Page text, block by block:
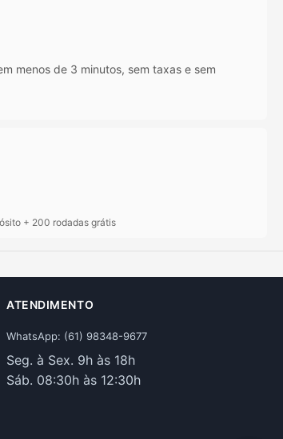
menos de 3 minutos, sem taxas e sem
+ 200 rodadas grátis
ATENDIMENTO
WhatsApp: (61) 98348-9677
Seg. à Sex. 9h às 18h
Sáb. 08:30h às 12:30h